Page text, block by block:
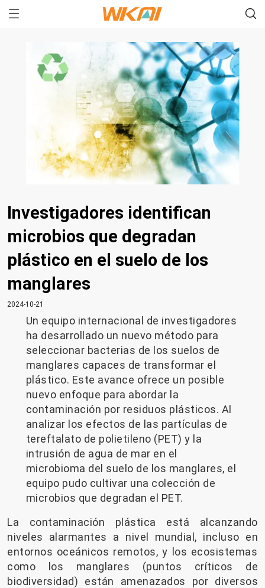
Investigadores identifican
microbios que degradan
plástico en el suelo de los
manglares
2024-10-21
Un equipo internacional de investigadores
ha desarrollado un nuevo método para
seleccionar bacterias de los suelos de
manglares capaces de transformar el
plástico. Este avance ofrece un posible
nuevo enfoque para abordar la
contaminación por residuos plásticos. Al
analizar los efectos de las partículas de
tereftalato de polietileno (PET) y la
intrusión de agua de mar en el
microbioma del suelo de los manglares, el
equipo pudo cultivar una colección de
microbios que degradan el PET.
La contaminación plástica está alcanzando
niveles alarmantes a nivel mundial, incluso en
entornos oceánicos remotos, y los ecosistemas
como los manglares (puntos críticos de
biodiversidad) están amenazados por diversos